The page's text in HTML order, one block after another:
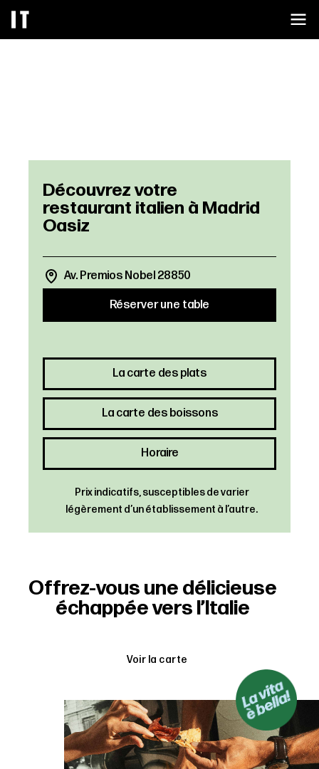
Av. Premios Nobel 28850
Réserver une table
La carte des plats
La carte des boissons
Horaire
Prix indicatifs, susceptibles de varier
légèrement d’un établissement à l’autre.
Offrez-vous une délicieuse
échappée vers l’Italie
Voir la carte